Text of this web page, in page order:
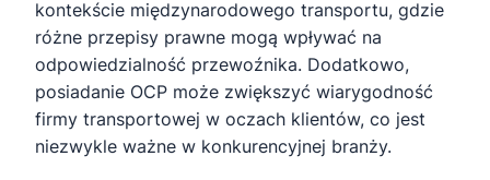
kontekście międzynarodowego transportu, gdzie
różne przepisy prawne mogą wpływać na
odpowiedzialność przewoźnika. Dodatkowo,
posiadanie OCP może zwiększyć wiarygodność
firmy transportowej w oczach klientów, co jest
niezwykle ważne w konkurencyjnej branży.